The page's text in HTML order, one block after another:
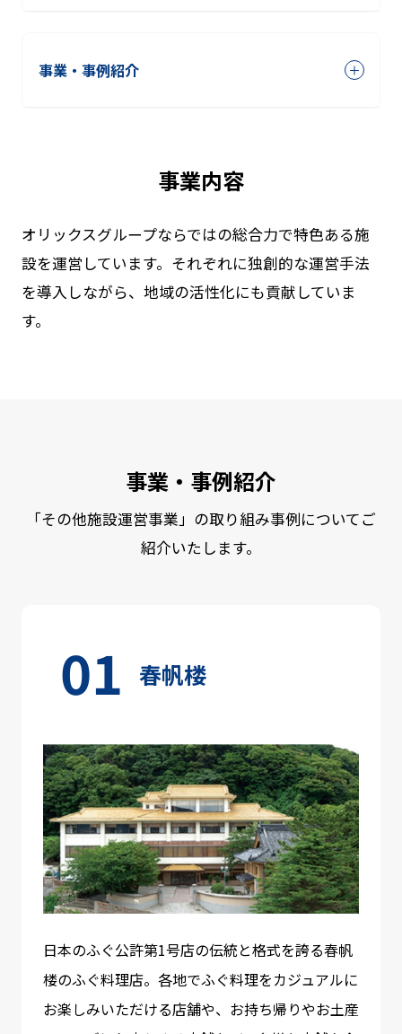
事業・事例紹介
事業内容
オリックスグループならではの総合力で特色ある施
設を運営しています。それぞれに独創的な運営手法
を導入しながら、地域の活性化にも貢献していま
す。
事業・事例紹介
「その他施設運営事業」の取り組み事例についてご
紹介いたします。
春帆楼
日本のふぐ公許第1号店の伝統と格式を誇る春帆
楼のふぐ料理店。各地でふぐ料理をカジュアルに
お楽しみいただける店舗や、お持ち帰りやお土産